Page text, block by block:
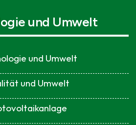
und Umwelt
und Umwelt
und Umwelt